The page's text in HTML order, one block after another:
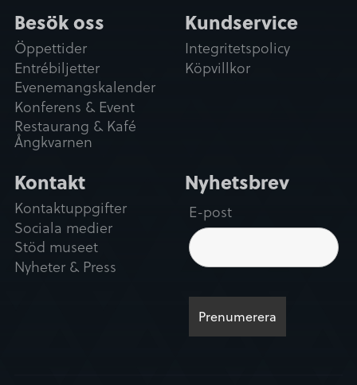
Besök oss
Öppettider
Entrébiljetter
Evenemangskalender
Konferens & Event
Restaurang & Kafé
Ångkvarnen
Kundservice
Integritetspolicy
Köpvillkor
Kontakt
Kontaktuppgifter
Sociala medier
Stöd museet
Nyheter & Press
Nyhetsbrev
E-post